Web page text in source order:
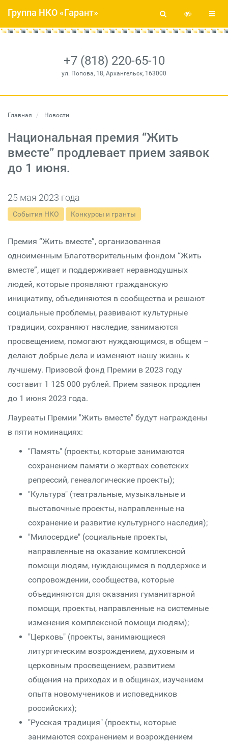
+7 (818) 220-65-10
ул. Попова, 18, Архангельск, 163000
Группа НКО «Гарант»
Главная Новости
Национальная премия “Жить
вместе” продлевает прием заявок
до 1 июня.
25 мая 2023 года
События НКО Конкурсы и гранты
Премия “Жить вместе”, организованная
одноименным Благотворительным фондом “Жить
вместе”, ищет и поддерживает неравнодушных
людей, которые проявляют гражданскую
инициативу, объединяются в сообщества и решают
социальные проблемы, развивают культурные
традиции, сохраняют наследие, занимаются
просвещением, помогают нуждающимся, в общем –
делают добрые дела и изменяют нашу жизнь к
лучшему. Призовой фонд Премии в 2023 году
составит 1 125 000 рублей. Прием заявок продлен
до 1 июня 2023 года.
Лауреаты Премии "Жить вместе" будут награждены
в пяти номинациях:
"Память" (проекты, которые занимаются
сохранением памяти о жертвах советских
репрессий, генеалогические проекты);
"Культура" (театральные, музыкальные и
выставочные проекты, направленные на
сохранение и развитие культурного наследия);
"Милосердие" (социальные проекты,
направленные на оказание комплексной
помощи людям, нуждающимся в поддержке и
сопровождении, сообщества, которые
объединяются для оказания гуманитарной
помощи, проекты, направленные на системные
изменения комплексной помощи людям);
"Церковь" (проекты, занимающиеся
литургическим возрождением, духовным и
церковным просвещением, развитием
общения на приходах и в общинах, изучением
опыта новомучеников и исповедников
российских);
"Русская традиция" (проекты, которые
занимаются сохранением и возрождением